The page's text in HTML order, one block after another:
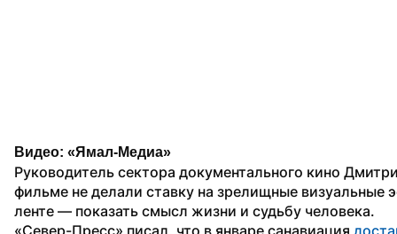
Видео: «Ямал-Медиа»
Руководитель сектора документального кино
фильме не делали ставку на зрелищные визуальные
ленте — показать смысл жизни и судьбу человека.
«Север-Пресс» писал, что в январе санавиация